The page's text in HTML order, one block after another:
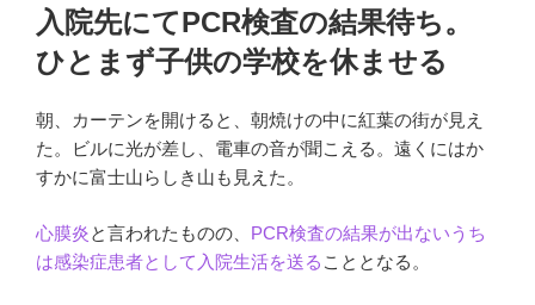
稿
日:入院先にてPCR検査の結果待ち。
ひとまず子供の学校を休ませる
朝、カーテンを開けると、朝焼けの中に紅葉の街が見え
た。ビルに光が差し、電車の音が聞こえる。遠くにはか
すかに富士山らしき山も見えた。
心膜炎と言われたものの、 PCR検査の結果が出ないうち
は感染症患者として入院生活を送る こととなる。